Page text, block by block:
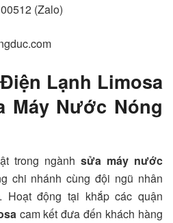
(Zalo)
Lạnh Limosa
Máy Nước Nóng
trong ngành sửa máy nước
chi nhánh cùng đội ngũ nhân
Hoạt động tại khắp các quận
cam kết đưa đến khách hàng